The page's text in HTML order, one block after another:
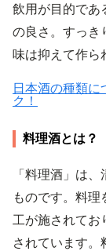
飲用が目的であ
の良さ。すっき
味は抑えて作ら
日本酒の種類に
ク！
料理酒とは？
「料理酒」は
ものです。料
工が施されてお
されています